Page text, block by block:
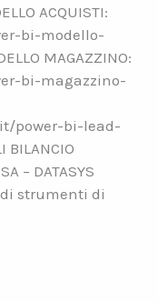
ACQUISTI:
bi-modello-
MAGAZZINO:
bi-magazzino-
power-bi-lead-
BILANCIO
– DATASYS
di strumenti di